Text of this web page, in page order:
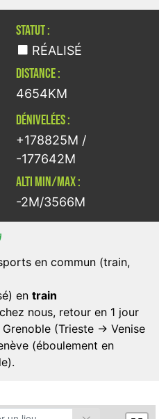
STATUT :
RÉALISÉ
DISTANCE :
4654KM
DÉNIVELÉES :
+178825M /
-177642M
ALTI MIN/MAX :
-2M/3566M
en commun (train,
en train
nous, retour en 1 jour
(Trieste -> Venise
(éboulement en